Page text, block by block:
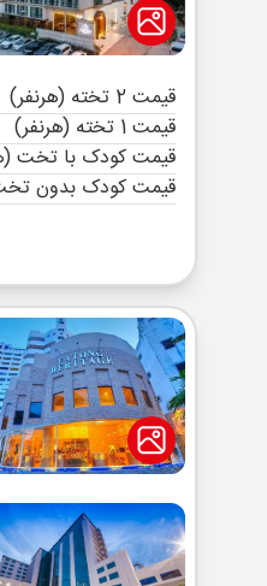
قیمت 2 تخته (هرنفر)
قیمت 1 تخته (هرنفر)
قیمت کودک با تخت
قیمت کودک بدون